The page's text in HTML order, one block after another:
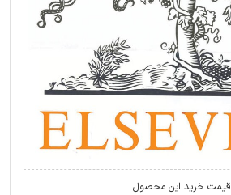
قیمت خرید این محصول